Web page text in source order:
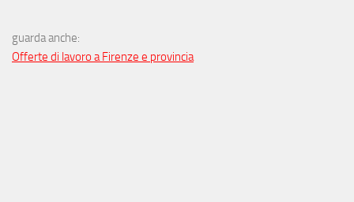
guarda anche:
Offerte di lavoro a Firenze e provincia